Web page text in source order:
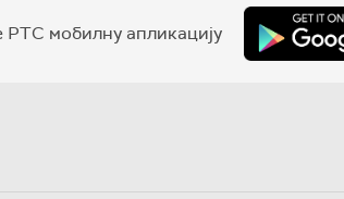
РТС мобилну апликацију